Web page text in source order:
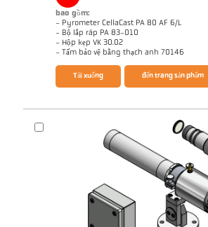
bao gồm:
- Pyrometer CellaCast PA 80 AF 6/L
- Bộ lắp ráp PA 83-010
- Hộp kẹp VK 30.02
- Tấm bảo vệ bằng thạch anh 70146
Brochure CellaCast PA80 PT180
Tải xuống đến trang sản phẩm